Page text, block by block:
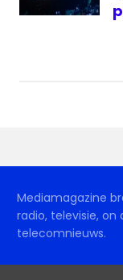
Mediamagazine
radio, televisie,
telecomnieuws.